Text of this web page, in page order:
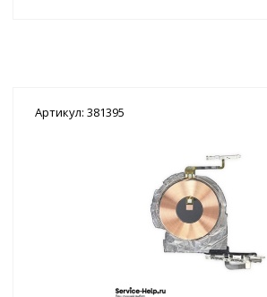
Артикул: 381395